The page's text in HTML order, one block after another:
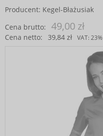
Producent: Kegel-Błażusiak
Cena brutto:
49,00 zł
Cena netto: 39,84 zł VAT: 23%